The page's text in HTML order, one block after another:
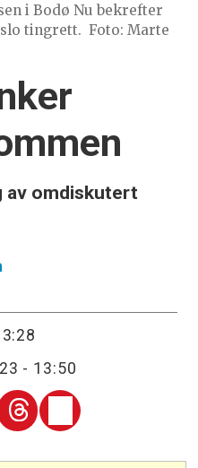
i Bodø Nu bekrefter
tingrett. Foto: Marte
av omdiskutert
- 13:50